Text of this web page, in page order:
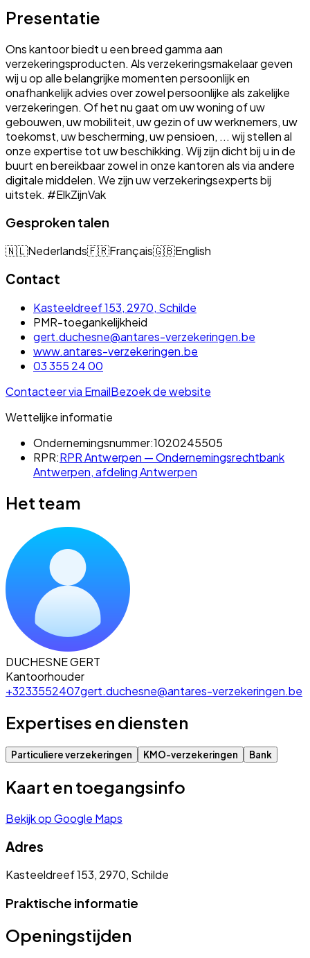
Presentatie
Ons kantoor biedt u een breed gamma aan
verzekeringsproducten. Als verzekeringsmakelaar geven
wij u op alle belangrijke momenten persoonlijk en
onafhankelijk advies over zowel persoonlijke als zakelijke
verzekeringen. Of het nu gaat om uw woning of uw
gebouwen, uw mobiliteit, uw gezin of uw werknemers, uw
toekomst, uw bescherming, uw pensioen, ... wij stellen al
onze expertise tot uw beschikking. Wij zijn dicht bij u in de
buurt en bereikbaar zowel in onze kantoren als via andere
digitale middelen. We zijn uw verzekeringsexperts bij
uitstek. #ElkZijnVak
Gesproken talen
🇳🇱Nederlands🇫🇷Français🇬🇧English
Contact
Kasteeldreef 153, 2970, Schilde
PMR-toegankelijkheid
gert.duchesne@antares-verzekeringen.be
www.antares-verzekeringen.be
03 355 24 00
Contacteer via EmailBezoek de website
Wettelijke informatie
Ondernemingsnummer:1020245505
RPR:RPR Antwerpen — Ondernemingsrechtbank
Antwerpen, afdeling Antwerpen
Het team
DUCHESNE GERT
Kantoorhouder
+3233552407gert.duchesne@antares-verzekeringen.be
Expertises en diensten
Particuliere verzekeringen KMO-verzekeringen Bank
Kaart en toegangsinfo
Bekijk op Google Maps
Adres
Kasteeldreef 153, 2970, Schilde
Praktische informatie
Openingstijden